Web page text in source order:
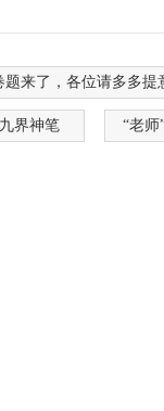
来了，各位请多多提
九界神笔 “老师